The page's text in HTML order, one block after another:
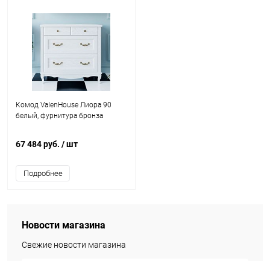
Комод ValenHouse Лиора 90
белый, фурнитура бронза
67 484 руб. / шт
Подробнее
Новости магазина
Свежие новости магазина